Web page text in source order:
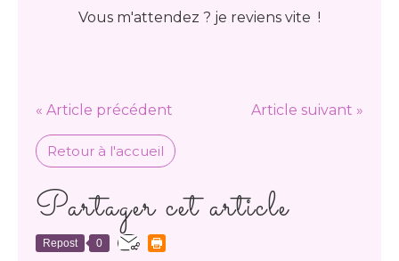
Vous m'attendez ? je reviens vite !
« Article précédent Article suivant »
Retour à l'accueil
Partager cet article
Repost 0